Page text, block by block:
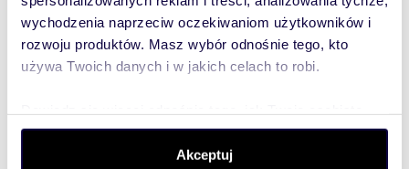
wychodzenia naprzeciw oczekiwaniom użytkowników i
rozwoju produktów. Masz wybór odnośnie tego, kto
używa Twoich danych i w jakich celach to robi.
dane są przetwarzane oraz ustaw własne preferencje w
. W Deklaracji plików cookie możesz
Akceptuj
WYRÓŻNIONE